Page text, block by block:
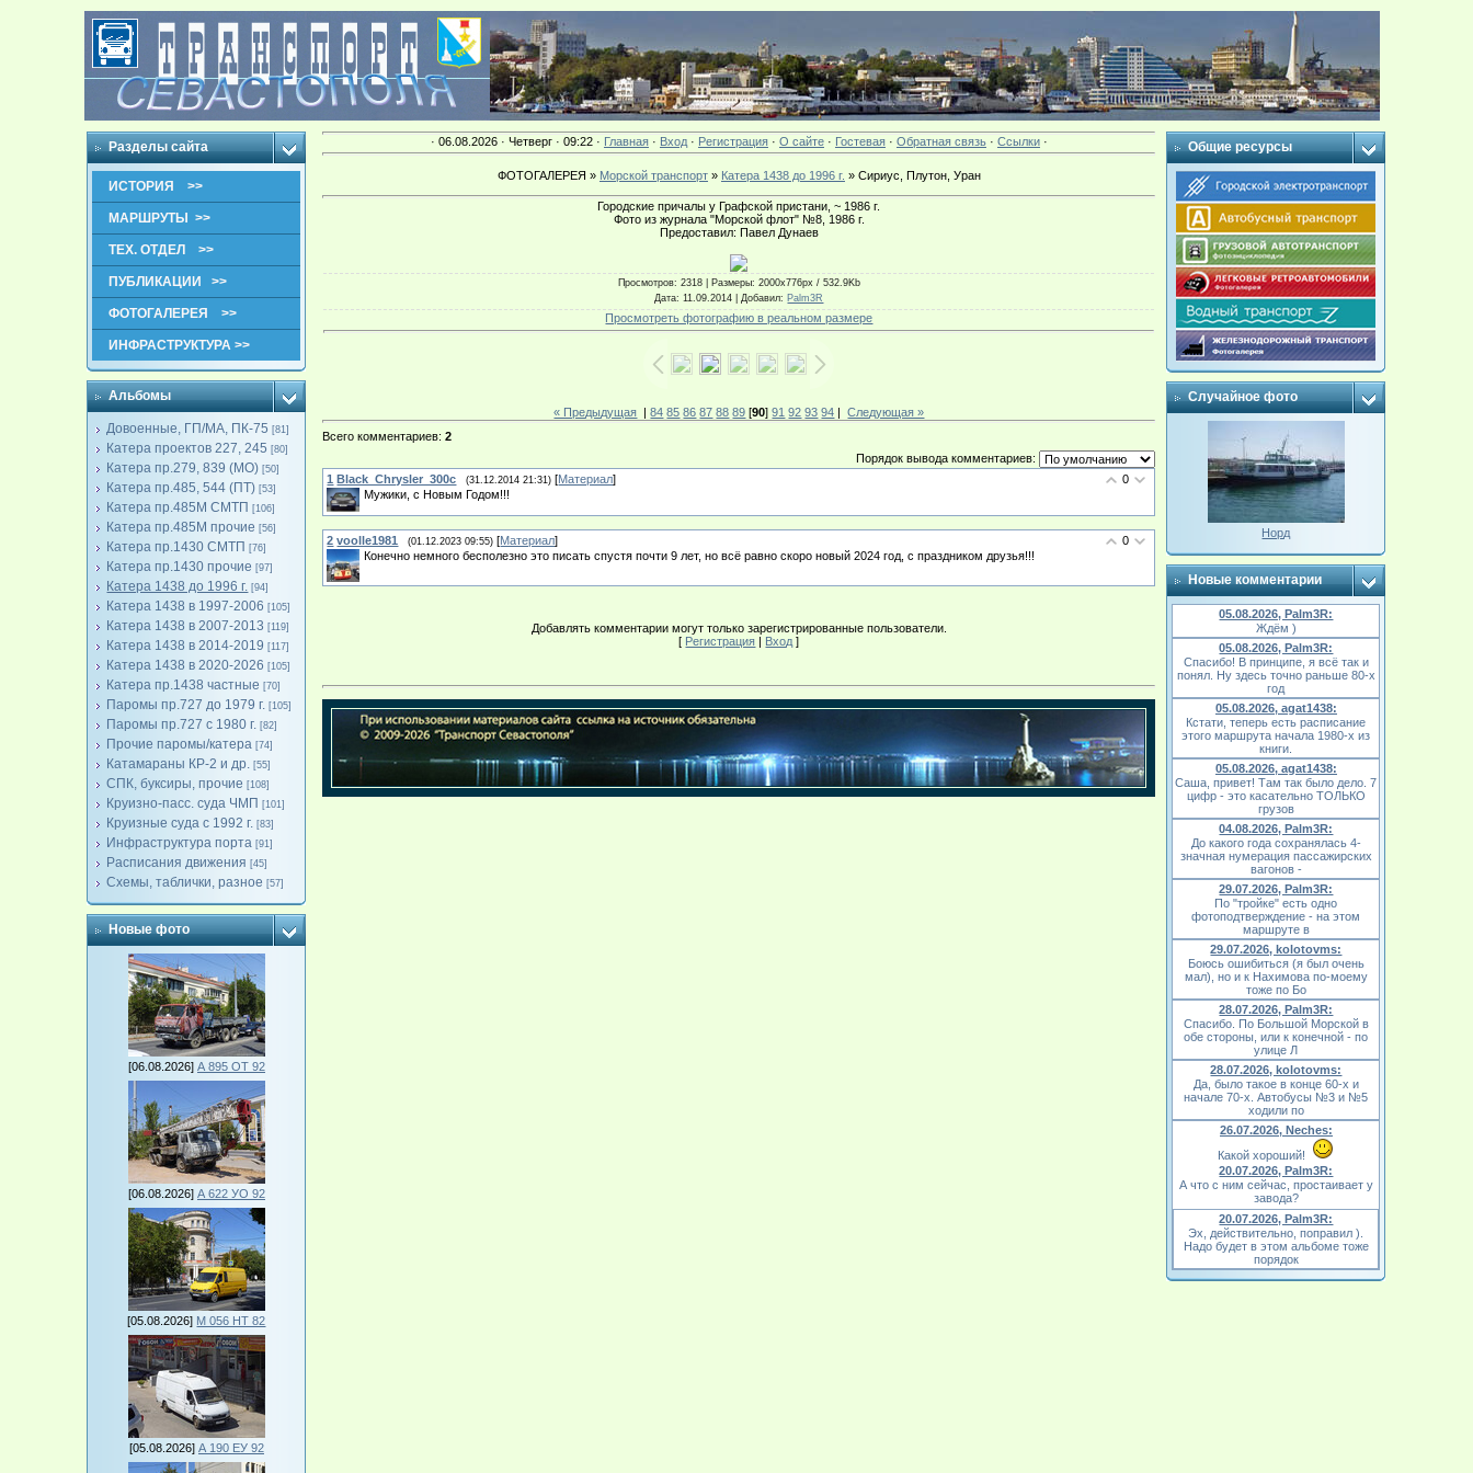
Разделы сайта
ИСТОРИЯ >>
МАРШРУТЫ >>
ТЕХ. ОТДЕЛ >>
ПУБЛИКАЦИИ >>
ФОТОГАЛЕРЕЯ >>
ИНФРАСТРУКТУРА >>
Альбомы
Довоенные, ГП/МА, ПК-75 [81]
Катера проектов 227, 245 [80]
Катера пр.279, 839 (МО) [50]
Катера пр.485, 544 (ПТ) [53]
Катера пр.485М СМТП [106]
Катера пр.485М прочие [56]
Катера пр.1430 СМТП [76]
Катера пр.1430 прочие [97]
Катера 1438 до 1996 г. [94]
Катера 1438 в 1997-2006 [105]
Катера 1438 в 2007-2013 [119]
Катера 1438 в 2014-2019 [117]
Катера 1438 в 2020-2026 [105]
Катера пр.1438 частные [70]
Паромы пр.727 до 1979 г. [105]
Паромы пр.727 с 1980 г. [82]
Прочие паромы/катера [74]
Катамараны КР-2 и др. [55]
СПК, буксиры, прочие [108]
Круизно-пасс. суда ЧМП [101]
Круизные суда с 1992 г. [83]
Инфраструктура порта [91]
Расписания движения [45]
Схемы, таблички, разное [57]
Новые фото
[06.08.2026] А 895 ОТ 92
[06.08.2026] А 622 УО 92
[05.08.2026] М 056 НТ 82
[05.08.2026] А 190 ЕУ 92
· 06.08.2026 · Четверг · 09:22 · Главная· Вход· Регистрация· О сайте· Гостевая· Обратная связь· Ссылки·
ФОТОГАЛЕРЕЯ » Морской транспорт» Катера 1438 до 1996 г. » Сириус, Плутон, Уран
Городские причалы у Графской пристани, ~ 1986 г.
Фото из журнала "Морской флот" №8, 1986 г.
Предоставил: Павел Дунаев
Просмотров: 2318 | Размеры: 2000x776px / 532.9Kb
Дата: 11.09.2014 |Добавил: Palm3R
Просмотреть фотографию в реальном размере
« Предыдущая |84 85 86 87 88 89 [90]91 92 93 94 |Следующая »
Всего комментариев:2
Порядок вывода комментариев:
0
1 Black_Chrysler_300c (31.12.2014 21:31) [Материал]
Мужики, с Новым Годом!!!
0
2 voolle1981 (01.12.2023 09:55) [Материал]
Конечно немного бесполезно это писать спустя почти 9 лет, но всё равно скоро новый 2024 год, с праздником друзья!!!
Добавлять комментарии могут только зарегистрированные пользователи.
[ Регистрация | Вход ]
Общие ресурсы
Случайное фото
Норд
Новые комментарии
05.08.2026, Palm3R:
Ждём )
05.08.2026, Palm3R:
Спасибо! В принципе, я всё так и
понял. Ну здесь точно раньше 80-х
год
05.08.2026, agat1438:
Кстати, теперь есть расписание
этого маршрута начала 1980-х из
книги.
05.08.2026, agat1438:
Саша, привет! Там так было дело. 7
цифр - это касательно ТОЛЬКО
грузов
04.08.2026, Palm3R:
До какого года сохранялась 4-
значная нумерация пассажирских
вагонов -
29.07.2026, Palm3R:
По "тройке" есть одно
фотоподтверждение - на этом
маршруте в
29.07.2026, kolotovms:
Боюсь ошибиться (я был очень
мал), но и к Нахимова по-моему
тоже по Бо
28.07.2026, Palm3R:
Спасибо. По Большой Морской в
обе стороны, или к конечной - по
улице Л
28.07.2026, kolotovms:
Да, было такое в конце 60-х и
начале 70-х. Автобусы №3 и №5
ходили по
26.07.2026, Neches:
Какой хороший!
20.07.2026, Palm3R:
А что с ним сейчас, простаивает у
завода?
20.07.2026, Palm3R:
Эх, действительно, поправил ).
Надо будет в этом альбоме тоже
порядок